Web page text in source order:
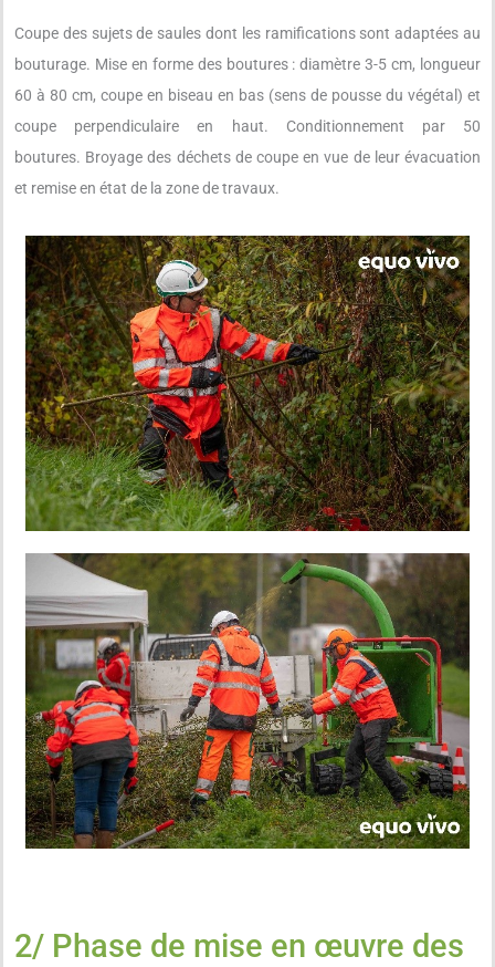
Coupe des sujets de saules dont les ramifications sont adaptées au
bouturage. Mise en forme des boutures : diamètre 3-5 cm, longueur
60 à 80 cm, coupe en biseau en bas (sens de pousse du végétal) et
coupe perpendiculaire en haut. Conditionnement par 50
boutures. Broyage des déchets de coupe en vue de leur évacuation
et remise en état de la zone de travaux.
2/ Phase de mise en œuvre des